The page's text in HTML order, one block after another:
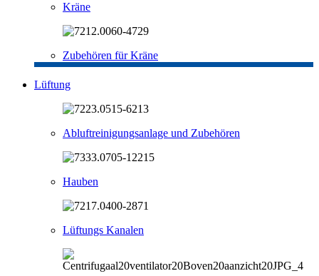
Kräne
Zubehören für Kräne
Lüftung
Abluftreinigungsanlage und Zubehören
Hauben
Lüftungs Kanalen